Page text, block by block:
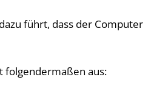
führt, dass der Computer
folgendermaßen aus: